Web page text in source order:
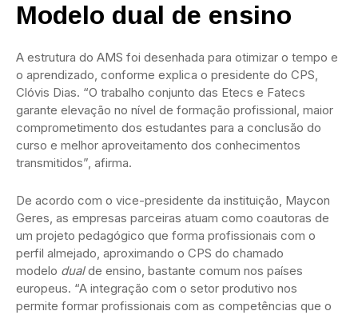
Modelo dual de ensino
A estrutura do AMS foi desenhada para otimizar o tempo e
o aprendizado, conforme explica o presidente do CPS,
Clóvis Dias. “O trabalho conjunto das Etecs e Fatecs
garante elevação no nível de formação profissional, maior
comprometimento dos estudantes para a conclusão do
curso e melhor aproveitamento dos conhecimentos
transmitidos”, afirma.
De acordo com o vice-presidente da instituição, Maycon
Geres, as empresas parceiras atuam como coautoras de
um projeto pedagógico que forma profissionais com o
perfil almejado, aproximando o CPS do chamado
modelo dualde ensino, bastante comum nos países
europeus. “A integração com o setor produtivo nos
permite formar profissionais com as competências que o